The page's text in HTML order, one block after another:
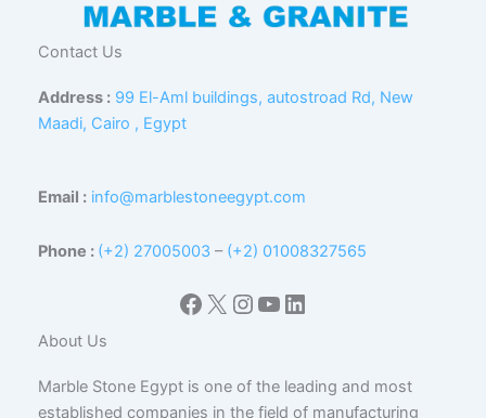
Contact Us
Address : 99 El-Aml buildings, autostroad Rd, New
Maadi, Cairo , Egypt
Email : info@marblestoneegypt.com
Phone : (+2) 27005003 – (+2) 01008327565
Facebook
X Instagram
YouTube
LinkedIn
About Us
Marble Stone Egypt is one of the leading and most
established companies in the field of manufacturing